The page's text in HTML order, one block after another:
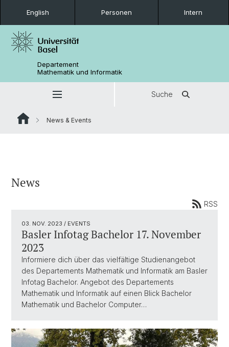
English Personen Intern
Departement
Mathematik und Informatik
Suche
News & Events
News
RSS
03. NOV. 2023 / EVENTS
Basler Infotag Bachelor 17. November
2023
Informiere dich über das vielfältige Studienangebot
des Departements Mathematik und Informatik am Basler
Infotag Bachelor. Angebot des Departements
Mathematik und Informatik auf einen Blick Bachelor
Mathematik und Bachelor Computer…